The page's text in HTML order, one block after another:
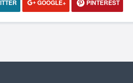
GOOGLE+ PINTEREST